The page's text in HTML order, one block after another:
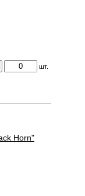
шт.
Horn"